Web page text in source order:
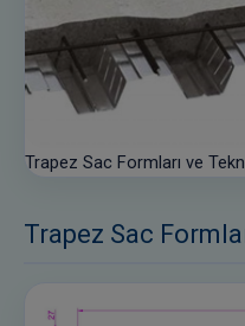
Trapez Sac Formları ve
Trapez Sac